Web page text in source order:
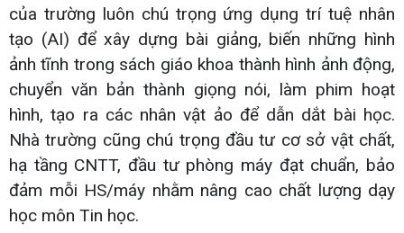
của trường luôn chú trọng ứng dụng trí tuệ nhân
tạo (AI) để xây dựng bài giảng, biến những hình
ảnh tĩnh trong sách giáo khoa thành hình ảnh động,
chuyển văn bản thành giọng nói, làm phim hoạt
hình, tạo ra các nhân vật ảo để dẫn dắt bài học.
Nhà trường cũng chú trọng đầu tư cơ sở vật chất,
hạ tầng CNTT, đầu tư phòng máy đạt chuẩn, bảo
đảm mỗi HS/máy nhằm nâng cao chất lượng dạy
học môn Tin học.